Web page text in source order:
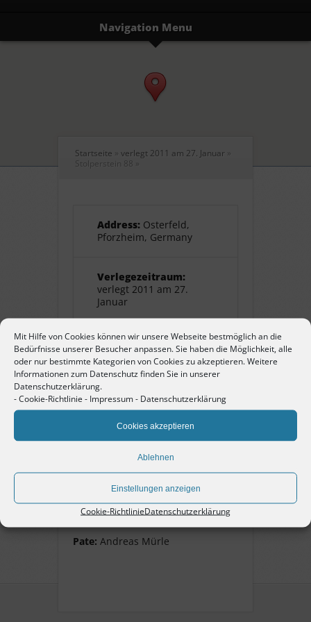
Mit Hilfe von Cookies können wir unsere Webseite bestmöglich an die
Bedürfnisse unserer Besucher anpassen. Sie haben die Möglichkeit, alle
oder nur bestimmte Kategorien von Cookies zu akzeptieren. Weitere
Informationen zum Datenschutz finden Sie in unserer
Datenschutzerklärung.
-Cookie-Richtlinie - Impressum- Datenschutzerklärung
Cookies akzeptieren
Ablehnen
Einstellungen anzeigen
Cookie-RichtlinieDatenschutzerklärung
Navigation Menu
Startseite » verlegt 2011 am 27. Januar »
Stolperstein 88 »
Address: Osterfeld,
Pforzheim, Germany
Verlegezeitraum:
verlegt 2011 am 27.
Januar
Name:Harry Stein
Pate:Andreas Mürle
Harry Stein
Jude, Schüler im Schulghetto,
Flucht 1939 nach England,
überlebte.
Pate: Andreas Mürle